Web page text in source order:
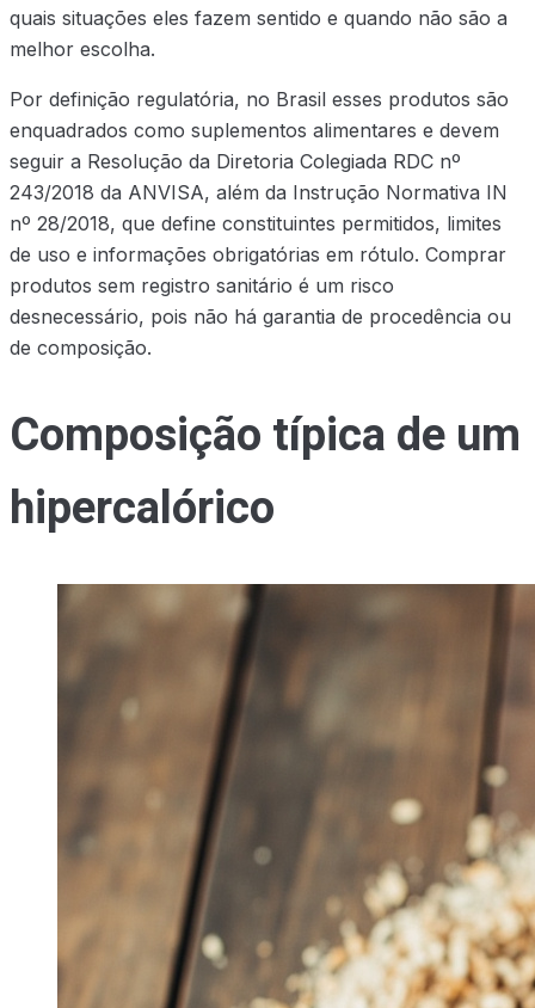
quais situações eles fazem sentido e quando não são a
melhor escolha.
Por definição regulatória, no Brasil esses produtos são
enquadrados como suplementos alimentares e devem
seguir a Resolução da Diretoria Colegiada RDC nº
243/2018 da ANVISA, além da Instrução Normativa IN
nº 28/2018, que define constituintes permitidos, limites
de uso e informações obrigatórias em rótulo. Comprar
produtos sem registro sanitário é um risco
desnecessário, pois não há garantia de procedência ou
de composição.
Composição típica de um
hipercalórico